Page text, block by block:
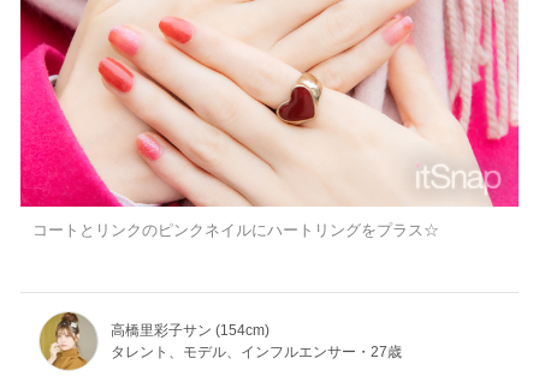
コートとリンクのピンクネイルにハートリングをプラス☆
高橋里彩子サン (154cm)
タレント、モデル、インフルエンサー・27歳